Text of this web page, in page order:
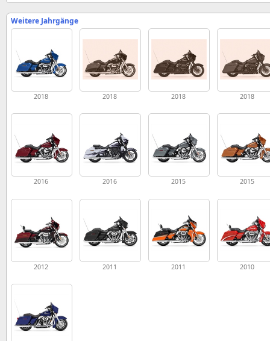
Weitere Jahrgänge
2018 2018 2018 2018
2016 2016 2015 2015
2012 2011 2011 2010